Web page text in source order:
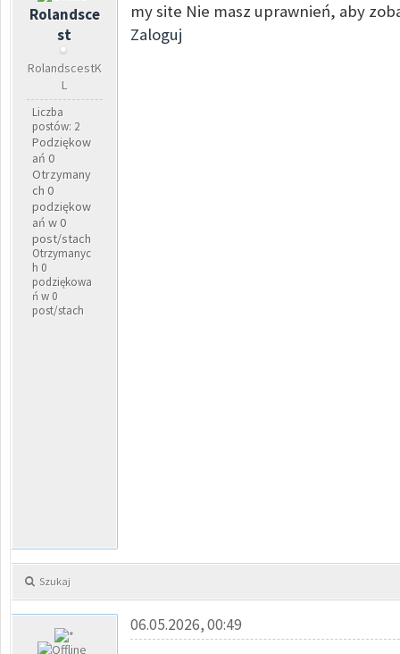
Rolandsce
st
RolandscestK
L
Liczba
postów: 2
Podziękow
ań 0
Otrzymany
ch 0
podziękow
ań w 0
post/stach
Otrzymanyc
h 0
podziękowa
ń w 0
post/stach
my site Nie masz uprawnień, aby
Zaloguj
Szukaj
06.05.2026, 00:49